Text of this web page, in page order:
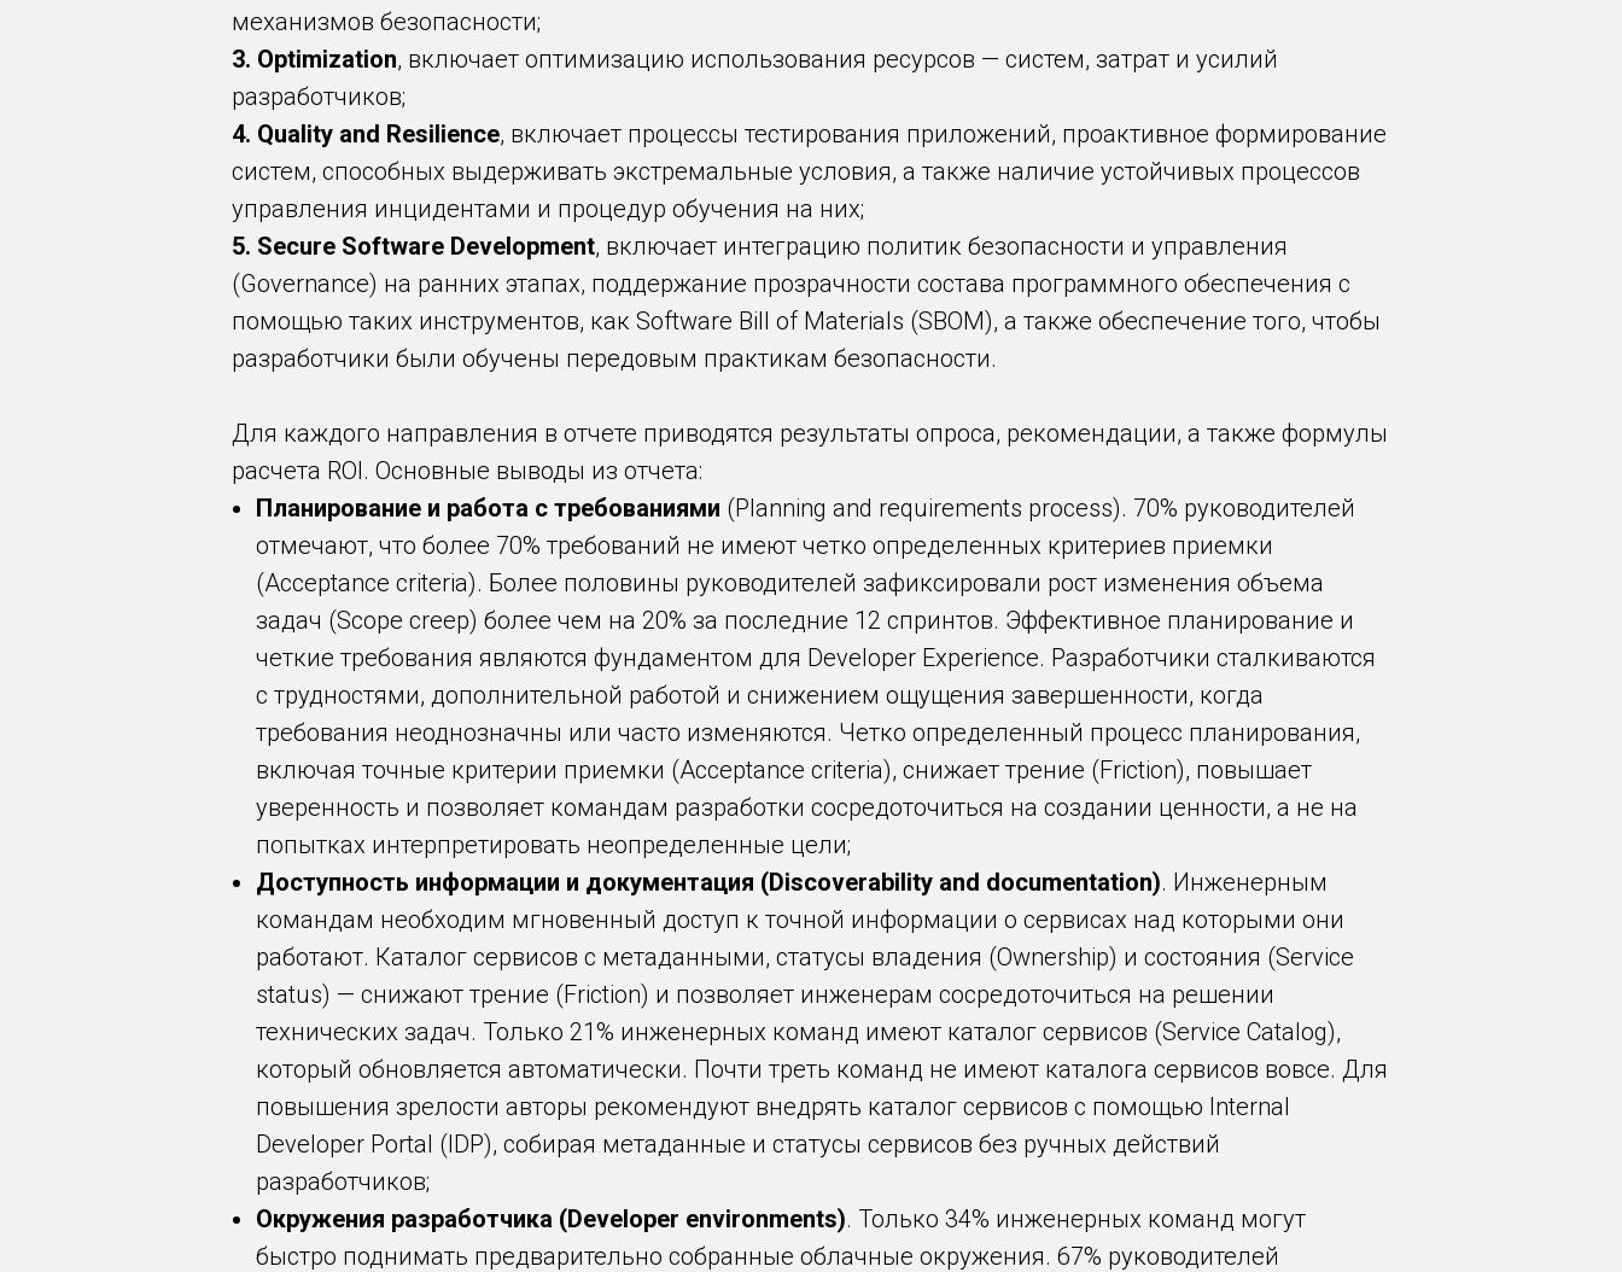
механизмов безопасности;
3. Optimization, включает оптимизацию использования ресурсов — систем, затрат и усилий
разработчиков;
4. Quality and Resilience, включает процессы тестирования приложений, проактивное формирование
систем, способных выдерживать экстремальные условия, а также наличие устойчивых процессов
управления инцидентами и процедур обучения на них;
5. Secure Software Development, включает интеграцию политик безопасности и управления
(Governance) на ранних этапах, поддержание прозрачности состава программного обеспечения с
помощью таких инструментов, как Software Bill of Materials (SBOM), а также обеспечение того, чтобы
разработчики были обучены передовым практикам безопасности.
Для каждого направления в отчете приводятся результаты опроса, рекомендации, а также формулы
расчета ROI. Основные выводы из отчета:
Планирование и работа с требованиями (Planning and requirements process). 70% руководителей
отмечают, что более 70% требований не имеют четко определенных критериев приемки
(Acceptance criteria). Более половины руководителей зафиксировали рост изменения объема
задач (Scope creep) более чем на 20% за последние 12 спринтов. Эффективное планирование и
четкие требования являются фундаментом для Developer Experience. Разработчики сталкиваются
с трудностями, дополнительной работой и снижением ощущения завершенности, когда
требования неоднозначны или часто изменяются. Четко определенный процесс планирования,
включая точные критерии приемки (Acceptance criteria), снижает трение (Friction), повышает
уверенность и позволяет командам разработки сосредоточиться на создании ценности, а не на
попытках интерпретировать неопределенные цели;
Доступность информации и документация (Discoverability and documentation). Инженерным
командам необходим мгновенный доступ к точной информации о сервисах над которыми они
работают. Каталог сервисов с метаданными, статусы владения (Ownership) и состояния (Service
status) — снижают трение (Friction) и позволяет инженерам сосредоточиться на решении
технических задач. Только 21% инженерных команд имеют каталог сервисов (Service Catalog),
который обновляется автоматически. Почти треть команд не имеют каталога сервисов вовсе. Для
повышения зрелости авторы рекомендуют внедрять каталог сервисов с помощью Internal
Developer Portal (IDP), собирая метаданные и статусы сервисов без ручных действий
разработчиков;
Окружения разработчика (Developer environments). Только 34% инженерных команд могут
быстро поднимать предварительно собранные облачные окружения. 67% руководителей